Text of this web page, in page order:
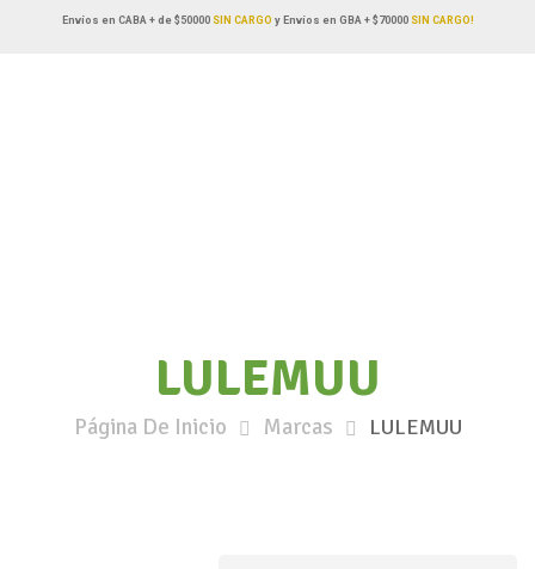
Envíos en CABA + de $50000SIN CARGO y Envíos en GBA + $70000 SIN CARGO!
LULEMUU
Página De Inicio Marcas LULEMUU